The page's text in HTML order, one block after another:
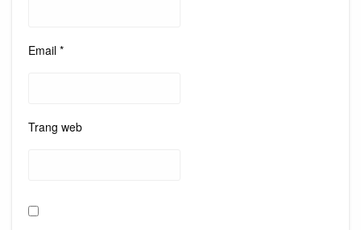
Email *
Trang web